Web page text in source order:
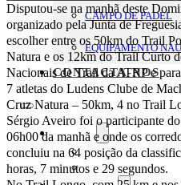
CAMPO DE PADEL
EQUIPAMENTO
CONTACTA-NOS
O Clube
Mensagem da
Estatutos
Disputou-se na manhã deste
organizado pela Junta de
escolher entre os 50km do Trail
Natura e os 12km do Trail Curto
Nacionais de Trail da ATRP e
7 atletas do Ludens Clube de
Cruz Natura – 50km, 4 no Trail
Sérgio Aveiro foi o participante
06h00 da manhã e onde os
concluiu na 64 posição da
horas, 7 minutos e 29 segundos.